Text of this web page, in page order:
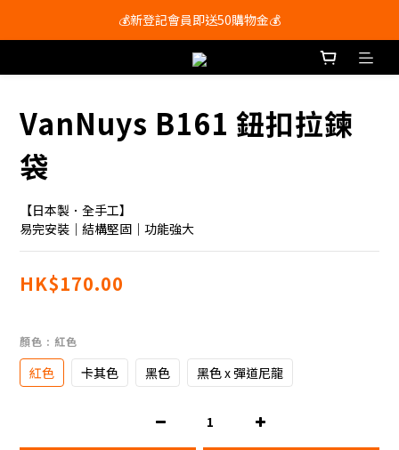
會員尊享購物滿$250即享免運費🚚
💰新登記會員即送50購物金💰
會員尊享購物滿$250即享免運費🚚
VanNuys B161 鈕扣拉鍊
袋
【日本製．全手工】
易完安裝｜結構堅固｜功能強大
HK$170.00
顏色 : 紅色
紅色 卡其色 黑色 黑色 x 彈道尼龍